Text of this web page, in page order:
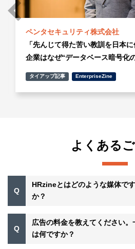
ペンタセキュリティ株式会社
「先んじて得た苦い教訓を日本
企業はなぜ“データベース暗号化
タイアップ記事 EnterpriseZine
よくある
Q
HRzineとはどのような媒体で
か？
Q
広告の料金を教えてください
は何ですか？